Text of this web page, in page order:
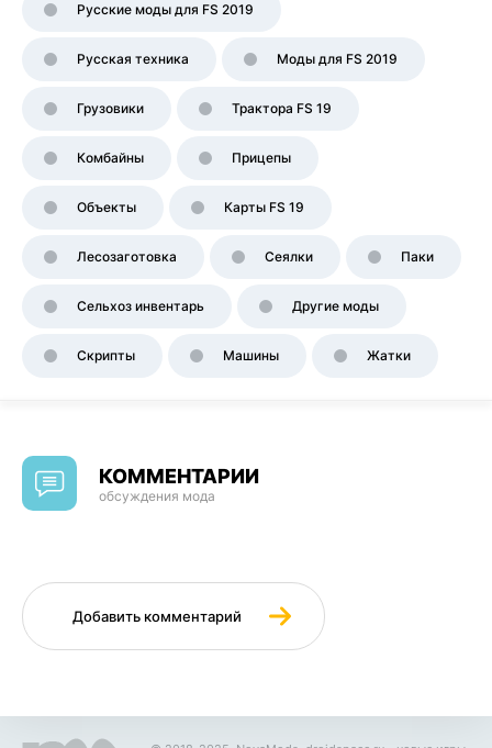
Русские моды для FS 2019
Русская техника Моды для FS 2019
Грузовики Трактора FS 19
Комбайны Прицепы
Объекты Карты FS 19
Лесозаготовка Сеялки Паки
Сельхоз инвентарь Другие моды
Скрипты Машины Жатки
КОММЕНТАРИИ
обсуждения мода
Добавить комментарий